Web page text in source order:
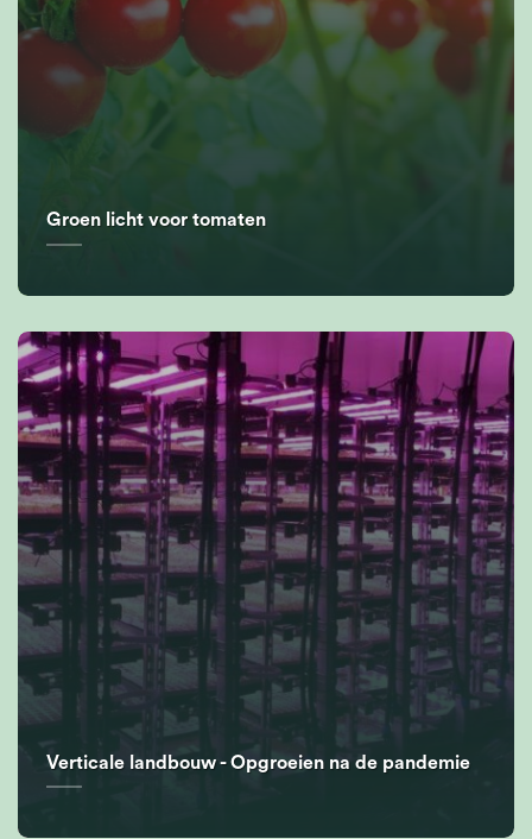
Groen licht voor tomaten
Verticale landbouw - Opgroeien na de pandemie